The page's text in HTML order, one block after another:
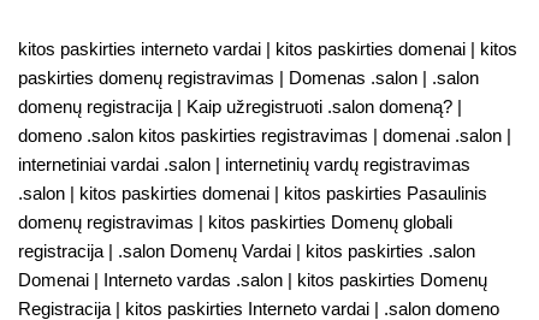
kitos paskirties interneto vardai | kitos paskirties domenai | kitos
paskirties domenų registravimas | Domenas .salon | .salon
domenų registracija | Kaip užregistruoti .salon domeną? |
domeno .salon kitos paskirties registravimas | domenai .salon |
internetiniai vardai .salon | internetinių vardų registravimas
.salon | kitos paskirties domenai | kitos paskirties Pasaulinis
domenų registravimas | kitos paskirties Domenų globali
registracija | .salon Domenų Vardai | kitos paskirties .salon
Domenai | Interneto vardas .salon | kitos paskirties Domenų
Registracija | kitos paskirties Interneto vardai | .salon domeno